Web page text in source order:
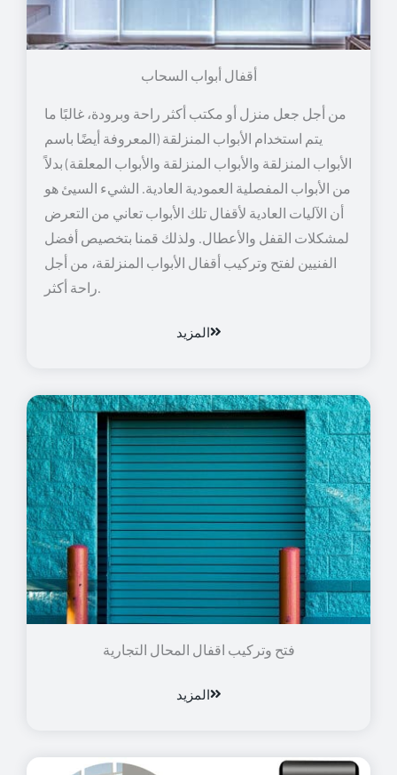
أقفال أبواب السحاب
من أجل جعل منزل أو مكتب أكثر راحة وبرودة، غالبًا ما
يتم استخدام الأبواب المنزلقة (المعروفة أيضًا باسم
الأبواب المنزلقة والأبواب المنزلقة والأبواب المعلقة) بدلاً
من الأبواب المفصلية العمودية العادية. الشيء السيئ هو
أن الآليات العادية لأقفال تلك الأبواب تعاني من التعرض
لمشكلات القفل والأعطال. ولذلك قمنا بتخصيص أفضل
الفنيين لفتح وتركيب أقفال الأبواب المنزلقة، من أجل
راحة أكثر.
المزيد
فتح وتركيب اقفال المحال التجارية
المزيد